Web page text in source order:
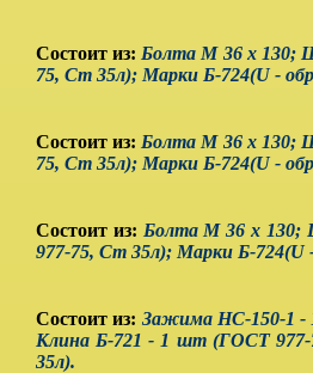
Состоит из: Болта М 36 х 130;
75, Ст 35л); Марки Б-724(U -
Состоит из: Болта М 36 х 130;
75, Ст 35л); Марки Б-724(U -
Состоит из: Болта М 36 х 130;
977-75, Ст 35л); Марки Б-
Состоит из: Зажима НС-150-1 -
Клина Б-721 - 1 шт (ГОСТ
35л).